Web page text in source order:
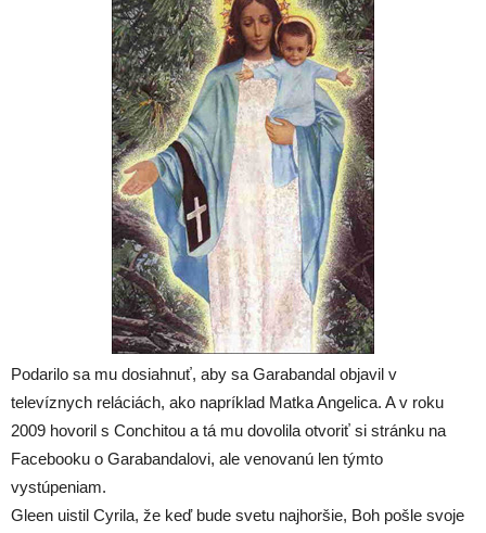
Podarilo sa mu dosiahnuť, aby sa Garabandal objavil v
televíznych reláciách, ako napríklad Matka Angelica. A v roku
2009 hovoril s Conchitou a tá mu dovolila otvoriť si stránku na
Facebooku o Garabandalovi, ale venovanú len týmto
vystúpeniam.
Gleen uistil Cyrila, že keď bude svetu najhoršie, Boh pošle svoje